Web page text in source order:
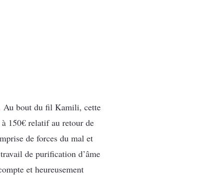
Au bout du fil Kamili, cette
à 150€ relatif au retour de
de forces du mal et
de purification d’âme
et heureusement